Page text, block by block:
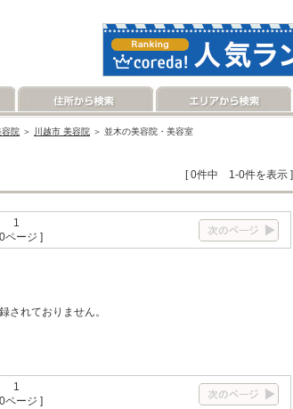
容院 ＞ 川越市 美容院 ＞ 並木の美容院・美容室
[ 0件中 1-0件を表示 ]
1
ページ ]
されておりません。
1
ページ ]